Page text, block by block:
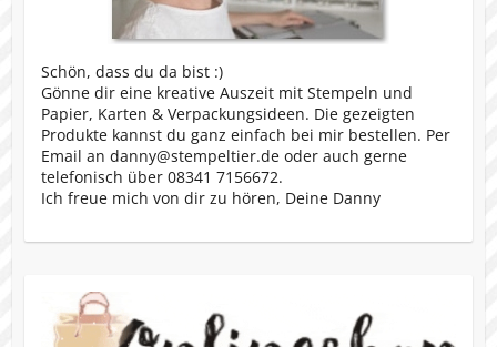
Schön, dass du da bist :)
Gönne dir eine kreative Auszeit mit Stempeln und
Papier, Karten & Verpackungsideen. Die gezeigten
Produkte kannst du ganz einfach bei mir bestellen. Per
Email an danny@stempeltier.de oder auch gerne
telefonisch über 08341 7156672.
Ich freue mich von dir zu hören, Deine Danny